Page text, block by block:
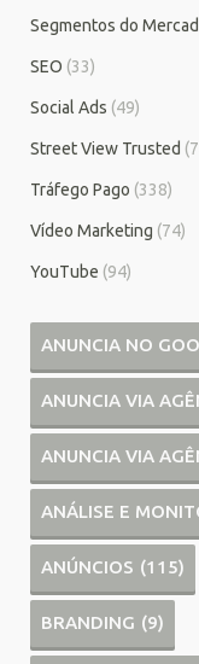
Segmentos do
SEO (33)
Social Ads (49)
Street View Trusted
Tráfego Pago (338)
Vídeo Marketing (74)
YouTube (94)
ANUNCIA NO
ANUNCIA VIA
ANUNCIA VIA
ANÁLISE E
ANÚNCIOS (115)
BRANDING (9)